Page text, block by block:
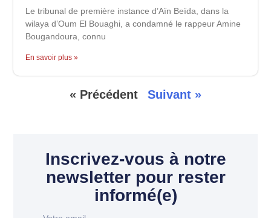
Le tribunal de première instance d’Aïn Beïda, dans la
wilaya d’Oum El Bouaghi, a condamné le rappeur Amine
Bougandoura, connu
En savoir plus »
« Précédent Suivant »
Inscrivez-vous à notre
newsletter pour rester
informé(e)